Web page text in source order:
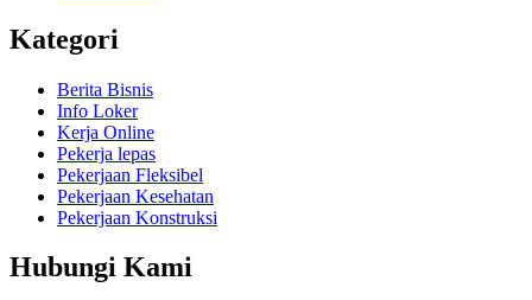
Kategori
Berita Bisnis
Info Loker
Kerja Online
Pekerja lepas
Pekerjaan Fleksibel
Pekerjaan Kesehatan
Pekerjaan Konstruksi
Hubungi Kami